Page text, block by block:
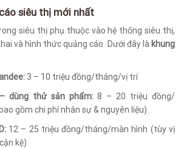
siêu thị mới nhất
siêu thị phụ thuộc vào hệ thống siêu thị,
và hình thức quảng cáo. Dưới đây là khung
3 – 10 triệu đồng/tháng/vị trí
dùng thử sản phẩm:8 – 20 triệu đồng/
gồm chi phí nhân sự & nguyên liệu)
12 – 25 triệu đồng/tháng/màn hình (tùy vị
kệ)